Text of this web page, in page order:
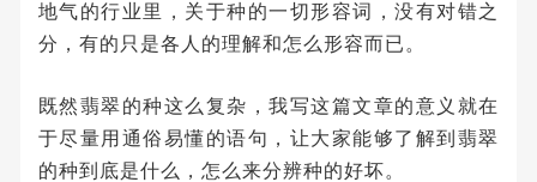
地气的行业里，关于种的一切形容词，没有对错之
分，有的只是各人的理解和怎么形容而已。
既然翡翠的种这么复杂，我写这篇文章的意义就在
于尽量用通俗易懂的语句，让大家能够了解到翡翠
的种到底是什么，怎么来分辨种的好坏。